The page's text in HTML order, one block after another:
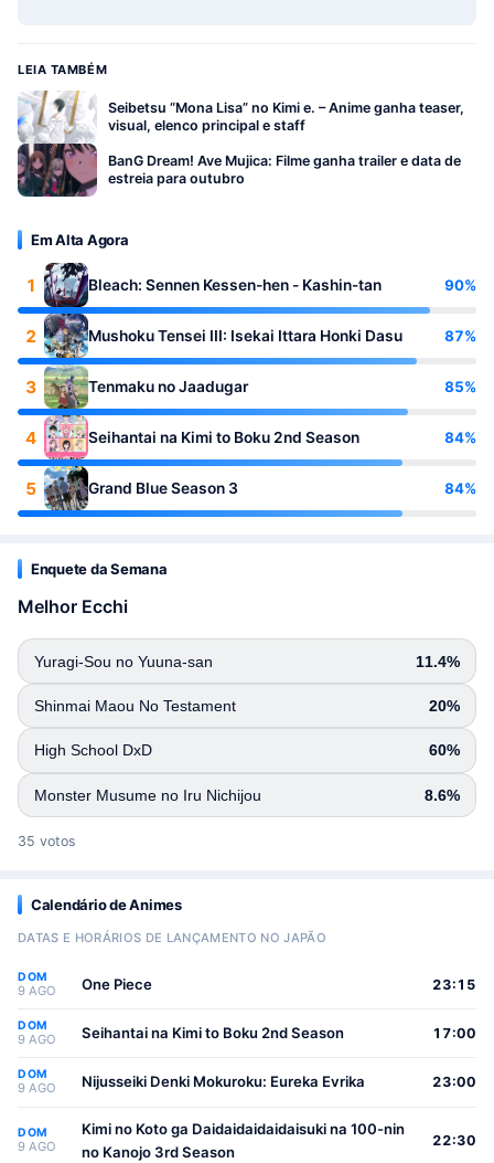
LEIA TAMBÉM
Seibetsu “Mona Lisa” no Kimi e. – Anime ganha teaser,
visual, elenco principal e staff
BanG Dream! Ave Mujica: Filme ganha trailer e data de
estreia para outubro
Em Alta Agora
1 Bleach: Sennen Kessen-hen - Kashin-tan 90%
2 Mushoku Tensei III: Isekai Ittara Honki Dasu 87%
3 Tenmaku no Jaadugar 85%
4 Seihantai na Kimi to Boku 2nd Season 84%
5 Grand Blue Season 3 84%
Enquete da Semana
Melhor Ecchi
Yuragi-Sou no Yuuna-san 11.4%
Shinmai Maou No Testament 20%
High School DxD 60%
Monster Musume no Iru Nichijou 8.6%
35 votos
Calendário de Animes
DATAS E HORÁRIOS DE LANÇAMENTO NO JAPÃO
DOM
9 AGO One Piece 23:15
DOM
9 AGO Seihantai na Kimi to Boku 2nd Season 17:00
DOM
9 AGO Nijusseiki Denki Mokuroku: Eureka Evrika 23:00
DOM
9 AGO
Kimi no Koto ga Daidaidaidaidaisuki na 100-nin
no Kanojo 3rd Season
22:30